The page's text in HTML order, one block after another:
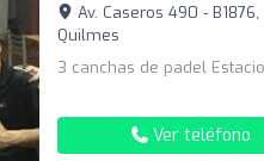
Av. Caseros 490 - B1876,
Quilmes
3 canchas de padel
Ver teléfono